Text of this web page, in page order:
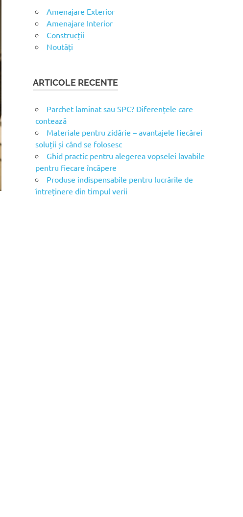
u
p
ă
:
Amenajare Exterior
Amenajare Interior
Construcții
Noutăți
ARTICOLE RECENTE
Parchet laminat sau SPC? Diferențele care
contează
Materiale pentru zidărie – avantajele fiecărei
soluții și când se folosesc
Ghid practic pentru alegerea vopselei lavabile
pentru fiecare încăpere
Produse indispensabile pentru lucrările de
întreținere din timpul verii